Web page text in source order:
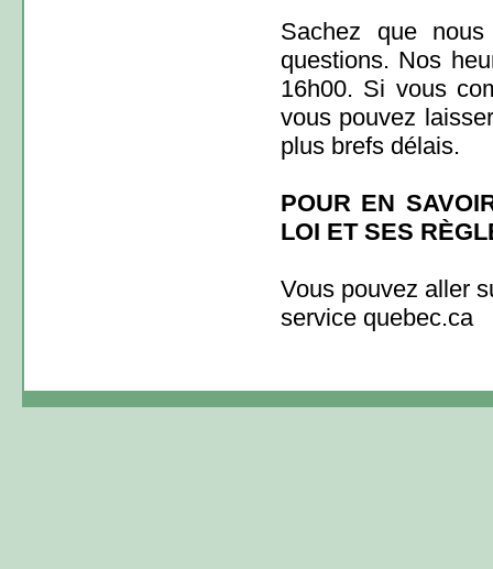
Sachez que
questions. Nos
16h00. Si vous
vous pouvez
plus brefs délais.
POUR EN
LOI ET SES
Vous pouvez aller
service quebec.ca